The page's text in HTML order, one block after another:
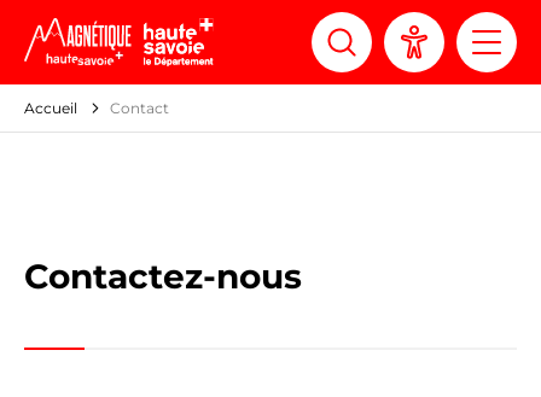
Accueil Contact
Contactez-nous
Panneau de gestion des cookies